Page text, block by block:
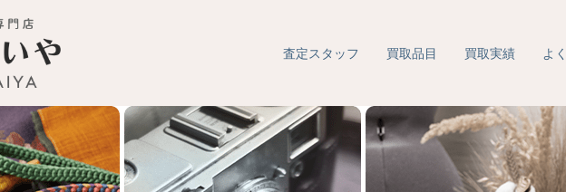
査定スタッフ 買取品目 買取実績 よ